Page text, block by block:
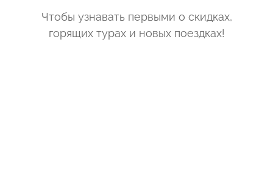
Чтобы узнавать первыми о скидках,
горящих турах и новых поездках!